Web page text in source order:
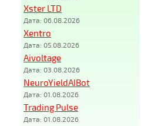
Xster LTD
Дата: 06.08.2026
Xentro
Дата: 05.08.2026
Aivoltage
Дата: 03.08.2026
NeuroYieldAIBot
Дата: 01.08.2026
Trading Pulse
Дата: 01.08.2026